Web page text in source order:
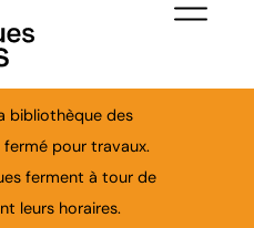
bibliothèque des
pour travaux.
ferment à tour de
leurs horaires.
Menu de